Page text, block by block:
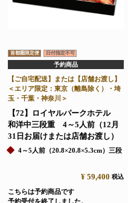
首都圏限定便 日付指定不可
予約商品
【ご自宅配送】または【店舗お渡し】
＜エリア限定：東京（離島除く）・埼
玉・千葉・神奈川＞
【72】ロイヤルパークホテル
和洋中三段重 4～5人前（12月
31日お届けまたは店舗お渡し）
4～5人前（20.8×20.8×5.3cm）三段
¥ 59,400 税込
こちらは予約商品です
予約受付を終了しました。